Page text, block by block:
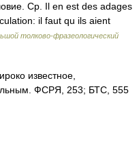
Ср. Il en est des adages
il faut qu ils aient
толково-фразеологический
известное,
ФСРЯ, 253; БТС, 555